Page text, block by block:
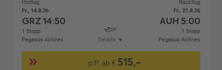
Hinflug
Fr., 14.8.26
GRZ14:50
1 Stopp
Pegasus Airlines
Details
Rückflug
Fr., 21.8.26
AUH 5:00
1 Stopp
Pegasus Airlines
p.P. ab € 515,-